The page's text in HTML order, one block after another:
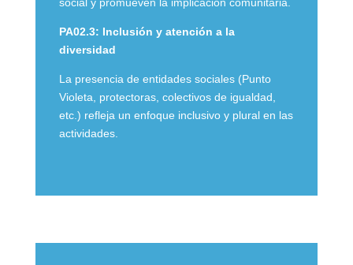
PA02.3: Inclusión y atención a la
diversidad
La presencia de entidades sociales (Punto
Violeta, protectoras, colectivos de igualdad,
etc.) refleja un enfoque inclusivo y plural en las
actividades.